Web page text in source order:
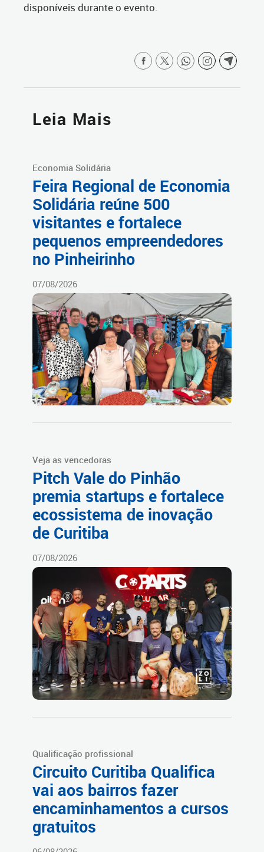
disponíveis durante o evento.
Leia Mais
Economia Solidária
Feira Regional de Economia
Solidária reúne 500
visitantes e fortalece
pequenos empreendedores
no Pinheirinho
07/08/2026
Veja as vencedoras
Pitch Vale do Pinhão
premia startups e fortalece
ecossistema de inovação
de Curitiba
07/08/2026
Qualificação profissional
Circuito Curitiba Qualifica
vai aos bairros fazer
encaminhamentos a cursos
gratuitos